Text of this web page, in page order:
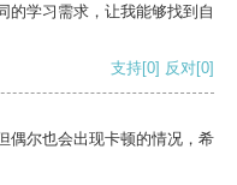
的学习需求，让我能够找到自
支持[0] 反对[0]
偶尔也会出现卡顿的情况，希